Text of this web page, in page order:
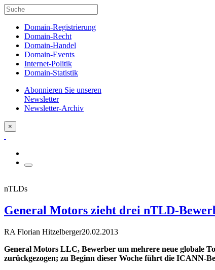
Domain-Registrierung
Domain-Recht
Domain-Handel
Domain-Events
Internet-Politik
Domain-Statistik
Abonnieren Sie unseren
Newsletter
Newsletter-Archiv
×
nTLDs
General Motors zieht drei nTLD-
RA Florian Hitzelberger20.02.2013
General Motors LLC, Bewerber um mehrere neue globale
zurückgezogen; zu Beginn dieser Woche führt die ICANN-